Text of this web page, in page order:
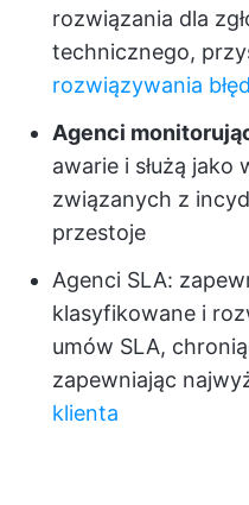
rozwiązania dla
technicznego,
rozwiązywania
Agenci
awarie i służą
związanych z
przestoje
Agenci SLA:
klasyfikowane i
umów SLA,
zapewniając
klienta